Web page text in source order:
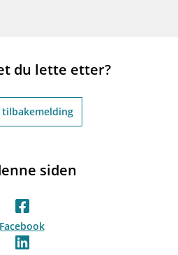
du lette etter?
tilbakemelding
siden
Facebook